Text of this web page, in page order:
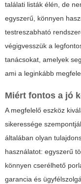
találati listák élén, de
egyszerű, könnyen
testreszabható
végigvesszük a
tanácsokat, amelyek
ami a leginkább
Miért fontos a jó
A megfelelő eszköz
sikeressége
általában olyan
használatot: egyszerű
könnyen cserélhető
garancia és